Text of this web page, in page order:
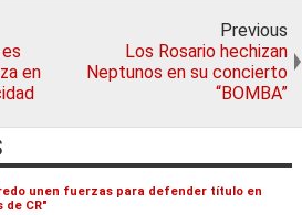
en
Previous
Los Rosario hechizan
Neptunos en su concierto
“BOMBA”
unen fuerzas para defender título en
de CR"